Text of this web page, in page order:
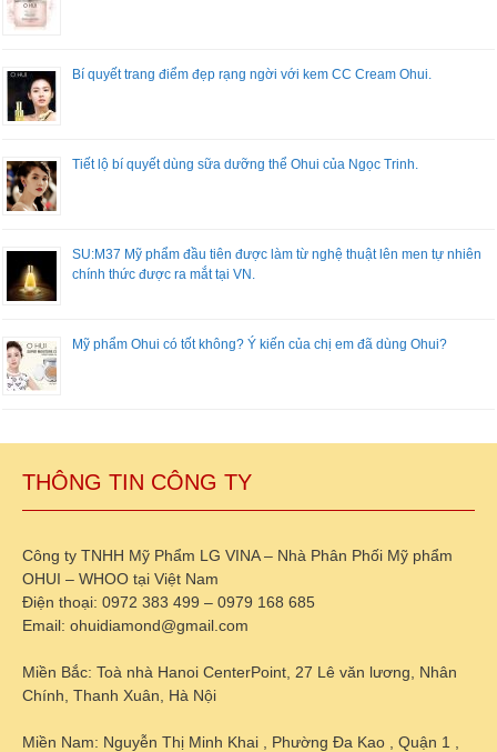
Bí quyết trang điểm đẹp rạng ngời với kem CC Cream Ohui.
Tiết lộ bí quyết dùng sữa dưỡng thể Ohui của Ngọc Trinh.
SU:M37 Mỹ phẩm đầu tiên được làm từ nghệ thuật lên men tự nhiên
chính thức được ra mắt tại VN.
Mỹ phẩm Ohui có tốt không? Ý kiến của chị em đã dùng Ohui?
THÔNG TIN CÔNG TY
Công ty TNHH Mỹ Phẩm LG VINA – Nhà Phân Phối Mỹ phẩm
OHUI – WHOO tại Việt Nam
Điện thoại: 0972 383 499 – 0979 168 685
Email: ohuidiamond@gmail.com
Miền Bắc: Toà nhà Hanoi CenterPoint, 27 Lê văn lương, Nhân
Chính, Thanh Xuân, Hà Nội
Miền Nam: Nguyễn Thị Minh Khai , Phường Đa Kao , Quận 1 ,